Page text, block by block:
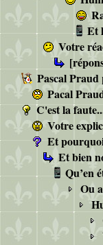
Et
Votre
Pascal Praud
Pacal
C'est la
Votre
Et
Et bien
Qu’en
Ou